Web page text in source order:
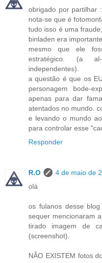
obrigado por partilhar
nota-se que é
tudo isso é uma
binladen era
mesmo que ele
estratégico. (a
independentes).
a questão é que os
personagem bode-
apenas para dar
atentados no mundo.
e levando o mundo
para controlar esse
Responder
R.O
4 de maio de
olá
os fulanos desse
sequer mencionaram
tirado imagem de
(screenshot).
NÃO EXISTEM fotos